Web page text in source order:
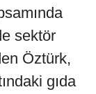
sektör
Öztürk,
gıda